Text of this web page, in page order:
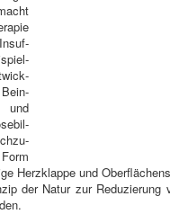
und
Herzk­lappe und
der Natur zur